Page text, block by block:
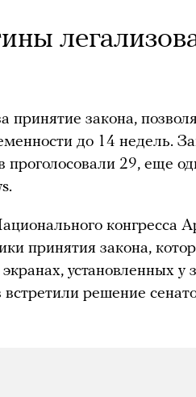
принятие закона,
до 14 недель.
проголосовали 29, еще
конгресса
принятия закона,
установленных у
решение